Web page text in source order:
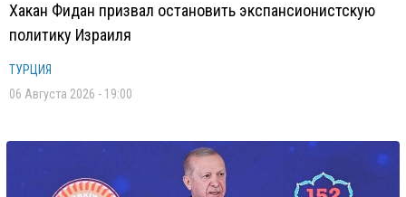
Хакан Фидан призвал остановить экспансионистскую
политику Израиля
ТУРЦИЯ
06 Августа 2026 - 19:00